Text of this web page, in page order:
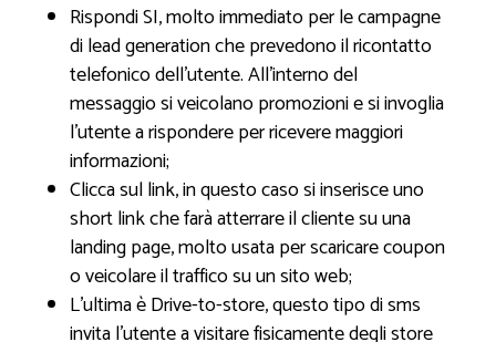
Rispondi SI, molto immediato per le campagne
di lead generation che prevedono il ricontatto
telefonico dell’utente. All’interno del
messaggio si veicolano promozioni e si invoglia
l’utente a rispondere per ricevere maggiori
informazioni;
Clicca sul link, in questo caso si inserisce uno
short link che farà atterrare il cliente su una
landing page, molto usata per scaricare coupon
o veicolare il traffico su un sito web;
L’ultima è Drive-to-store, questo tipo di sms
invita l’utente a visitare fisicamente degli store